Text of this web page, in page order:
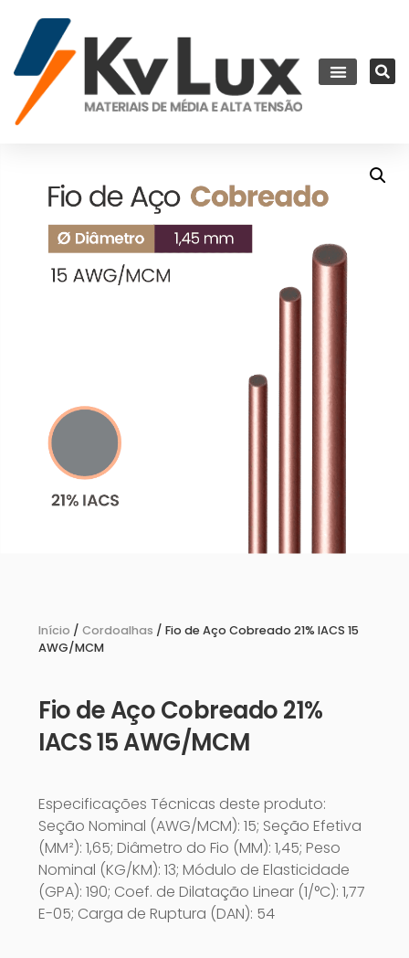
Início / Cordoalhas / Fio de Aço Cobreado 21% IACS 15
AWG/MCM
Fio de Aço Cobreado 21%
IACS 15 AWG/MCM
Especificações Técnicas deste produto:
Seção Nominal (AWG/MCM): 15; Seção Efetiva
(MM²): 1,65; Diâmetro do Fio (MM): 1,45; Peso
Nominal (KG/KM): 13; Módulo de Elasticidade
(GPA): 190; Coef. de Dilatação Linear (1/°C): 1,77
E-05; Carga de Ruptura (DAN): 54